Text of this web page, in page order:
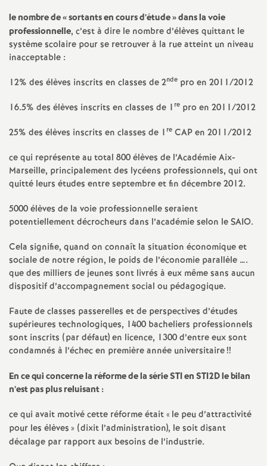
n
s
e
i
g
n
e
m
e
n
t
s
e
S
le nombre de «sortants en cours d’étude» dans la voie
professionnelle, c’est à dire le nombre d’élèves quittant le
système scolaire pour se retrouver à la rue atteint un niveau
inacceptable :
12% des élèves inscrits en classes de 2nde pro en 2011/2012
16.5% des élèves inscrits en classes de 1 re pro en 2011/2012
25% des élèves inscrits en classes de 1 re CAP en 2011/2012
ce qui représente au total 800 élèves de l’Académie Aix-
Marseille, principalement des lycéens professionnels, qui ont
quitté leurs études entre septembre et fin décembre 2012.
5000 élèves de la voie professionnelle seraient
potentiellement décrocheurs dans l’académie selon le SAIO.
Cela signifie, quand on connaît la situation économique et
sociale de notre région, le poids de l’économie parallèle ….
que des milliers de jeunes sont livrés à eux même sans aucun
dispositif d’accompagnement social ou pédagogique.
Faute de classes passerelles et de perspectives d’études
supérieures technologiques, 1400 bacheliers professionnels
sont inscrits (par défaut) en licence, 1300 d’entre eux sont
condamnés à l’échec en première année universitaire!!
En ce qui concerne la réforme de la série STI en STI2D le bilan
n’est pas plus reluisant :
ce qui avait motivé cette réforme était «le peu d’attractivité
pour les élèves» (dixit l’administration), le soit disant
décalage par rapport aux besoins de l’industrie.